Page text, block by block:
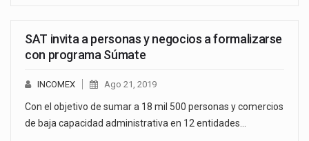
SAT invita a personas y negocios a formalizarse
con programa Súmate
INCOMEX Ago 21, 2019
Con el objetivo de sumar a 18 mil 500 personas y comercios
de baja capacidad administrativa en 12 entidades…